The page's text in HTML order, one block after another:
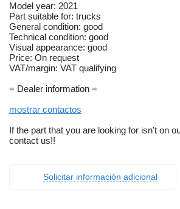
Model year: 2021
Part suitable for: trucks
General condition: good
Technical condition: good
Visual appearance: good
Price: On request
VAT/margin: VAT qualifying
= Dealer information =
mostrar contactos
If the part that you are looking for isn't on
contact us!!
Solicitar información adicional